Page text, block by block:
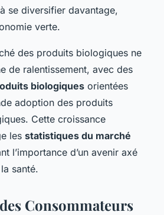
se diversifier davantage,
verte.
des produits biologiques ne
de ralentissement, avec des
biologiques orientées
adoption des produits
Cette croissance
les statistiques du marché
l’importance d’un avenir axé
santé.
Consommateurs